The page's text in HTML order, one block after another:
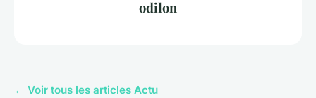
odilon
← Voir tous les articles Actu